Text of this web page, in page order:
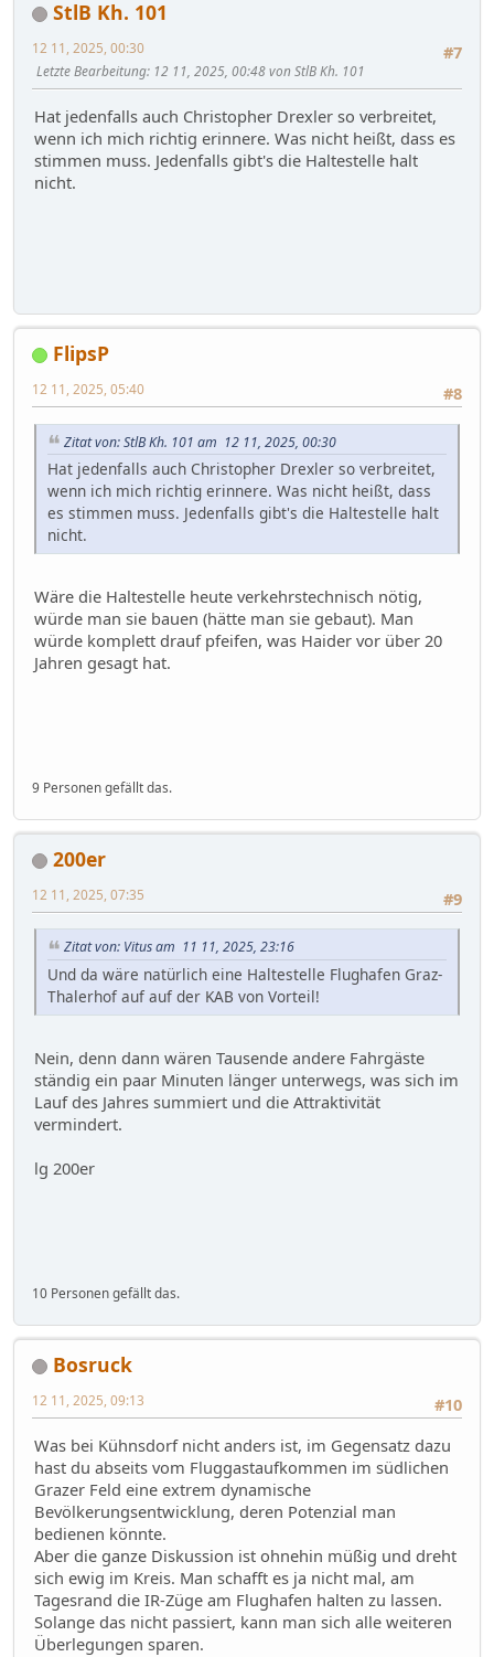
StlB Kh. 101
#7
12 11, 2025, 00:30
Letzte Bearbeitung: 12 11, 2025, 00:48 von StlB Kh. 101
Hat jedenfalls auch Christopher Drexler so verbreitet,
wenn ich mich richtig erinnere. Was nicht heißt, dass es
stimmen muss. Jedenfalls gibt's die Haltestelle halt
nicht.
FlipsP
#8
12 11, 2025, 05:40
Zitat von: StlB Kh. 101 am 12 11, 2025, 00:30
Hat jedenfalls auch Christopher Drexler so verbreitet,
wenn ich mich richtig erinnere. Was nicht heißt, dass
es stimmen muss. Jedenfalls gibt's die Haltestelle halt
nicht.
Wäre die Haltestelle heute verkehrstechnisch nötig,
würde man sie bauen (hätte man sie gebaut). Man
würde komplett drauf pfeifen, was Haider vor über 20
Jahren gesagt hat.
9 Personen gefällt das.
200er
#9
12 11, 2025, 07:35
Zitat von: Vitus am 11 11, 2025, 23:16
Und da wäre natürlich eine Haltestelle Flughafen Graz-
Thalerhof auf auf der KAB von Vorteil!
Nein, denn dann wären Tausende andere Fahrgäste
ständig ein paar Minuten länger unterwegs, was sich im
Lauf des Jahres summiert und die Attraktivität
vermindert.
lg 200er
10 Personen gefällt das.
Bosruck
#10
12 11, 2025, 09:13
Was bei Kühnsdorf nicht anders ist, im Gegensatz dazu
hast du abseits vom Fluggastaufkommen im südlichen
Grazer Feld eine extrem dynamische
Bevölkerungsentwicklung, deren Potenzial man
bedienen könnte.
Aber die ganze Diskussion ist ohnehin müßig und dreht
sich ewig im Kreis. Man schafft es ja nicht mal, am
Tagesrand die IR-Züge am Flughafen halten zu lassen.
Solange das nicht passiert, kann man sich alle weiteren
Überlegungen sparen.